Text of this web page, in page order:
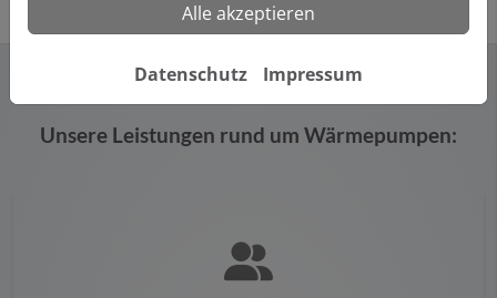
Unsere Leistungen rund um Wärmepumpen:
Alle akzeptieren
Datenschutz Impressum